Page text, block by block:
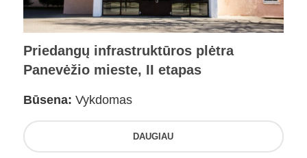
Priedangų infrastruktūros plėtra
Panevėžio mieste, II etapas
Būsena: Vykdomas
DAUGIAU